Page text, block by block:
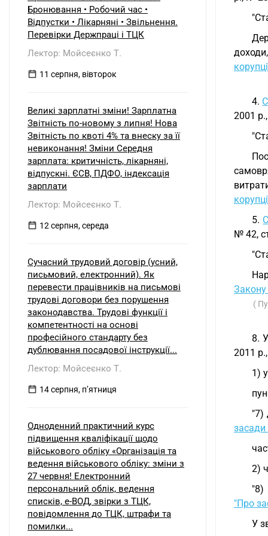
4.
2001
5.
№ 42,
Закону
(
8.
2011
1) у
"7)
засади
2)
"8)
"Про
У
Бронювання • Робочий час •
Відпустки • Лікарняні • Звільнення.
Перевірки Держпраці і ТЦК
Лектор: Мойсеєнко Т.
11 серпня, вівторок
Великі зарплатні зміни! Зарплатна
Звітність по-новому з липня! Нова
Звітність по квоті 4% та внеску за її
невиконання! Зміни Середня
зарплата: критичність, лікарняні,
відпускні. ЄСВ, ПДФО, індексація
зарплати
Лектор: Мойсеєнко Т.
12 серпня, середа
Сучасний трудовий договір (усний,
письмовий, електронний). Як
перевести працівників на письмові
трудові договори без порушення
законодавства. Трудові функції і
компетентності на основі
професійного стандарту без
дублювання посадової інструкції...
Лектор: Мойсеєнко Т.
14 серпня, пʼятниця
Одноденний практичний курс
підвищення кваліфікації щодо
військового обліку «Організація та
ведення військового обліку: зміни з
27 червня! Електронний
персональний облік, ведення
списків, е-ВОД, звірки з ТЦК,
повідомлення до ТЦК, штрафи та
помилки...